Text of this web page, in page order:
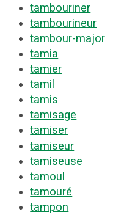
tambouriner
tambourineur
tambour-major
tamia
tamier
tamil
tamis
tamisage
tamiser
tamiseur
tamiseuse
tamoul
tamouré
tampon